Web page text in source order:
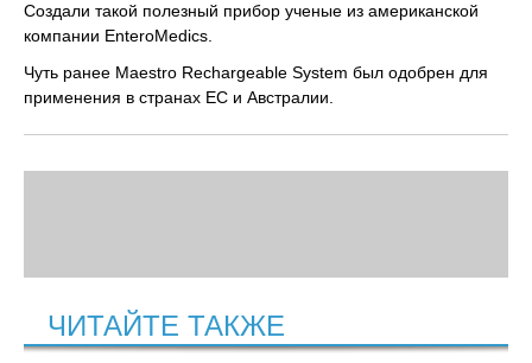
Создали такой полезный прибор ученые из американской
компании EnteroMedics.
Чуть ранее Maestro Rechargeable System был одобрен для
применения в странах ЕС и Австралии.
ЧИТАЙТЕ ТАКЖЕ